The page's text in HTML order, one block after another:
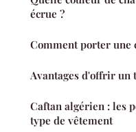
écrue ?
Comment porter une
Avantages d'offrir un
Caftan algérien : les
type de vêtement